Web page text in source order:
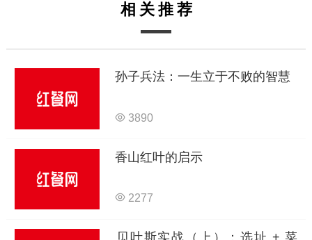
相关推荐
孙子兵法：一生立于不败的智慧
3890
香山红叶的启示
2277